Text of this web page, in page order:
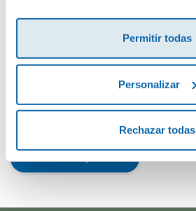
Permitir todas
Personalizar
Rechazar todas
Envía tu opinión